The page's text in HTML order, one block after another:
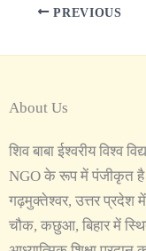
PREVIOUS
About Us
शिव बाबा ईश्वरीय विश्व
NGO के रूप में पंजीकृत
गढ़मुक्तेश्वर, उत्तर प्रदेश
चौक, कछुआ, बिहार में